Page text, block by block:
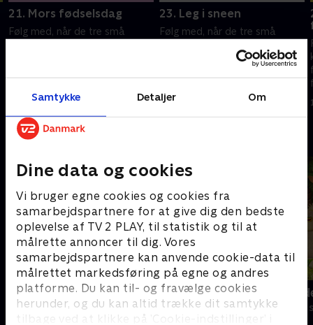
Samtykke Detaljer Om
Dine data og cookies
Vi bruger egne cookies og cookies fra
samarbejdspartnere for at give dig den bedste
oplevelse af TV 2 PLAY, til statistik og til at
målrette annoncer til dig. Vores
samarbejdspartnere kan anvende cookie-data til
målrettet markedsføring på egne og andres
platforme. Du kan til- og fravælge cookies
herunder, og du kan altid trække dit samtykke
tilbage ved at klikke på ’Cookie-indstillinger’ i
21. Mors fødselsdag
Følg med, når de tre små
23. Leg i sneen
Følg med, når de tre små
følelser og finde løsninger på
Andre så også
Hunden Ib
Børneserier • 1 sæsoner
Jungle
Børneserier • 2